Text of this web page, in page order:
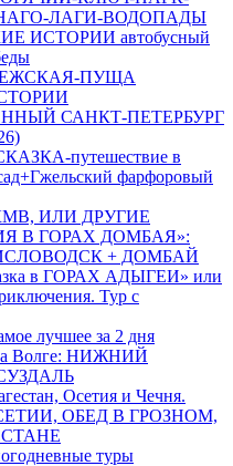
ЛАГИ-ВОДОПАДЫ
ИСТОРИИ автобусный
ПУЩА
САНКТ-ПЕТЕРБУРГ
путешествие в
фарфоровый
ИЛИ ДРУГИЕ
В ГОРАХ ДОМБАЯ»:
+ ДОМБАЙ
в ГОРАХ АДЫГЕИ» или
Тур с
лучшее за 2 дня
Волге: НИЖНИЙ
Осетия и Чечня.
ОБЕД В ГРОЗНОМ,
туры